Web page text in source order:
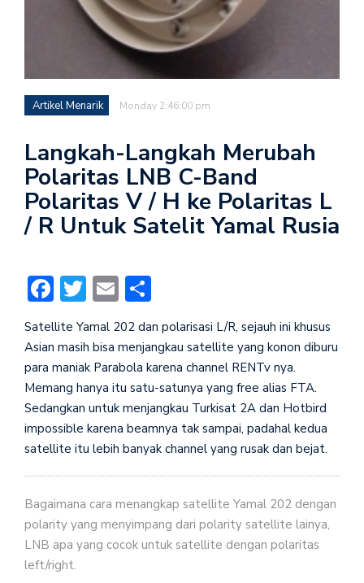
Artikel Menarik Monday 2:46:00 pm
Langkah-Langkah Merubah
Polaritas LNB C-Band
Polaritas V / H ke Polaritas L
/ R Untuk Satelit Yamal Rusia
Facebook
Twitter
Email
Satellite Yamal 202 dan polarisasi L/R, sejauh ini khusus
Asian masih bisa menjangkau satellite yang konon diburu
para maniak Parabola karena channel RENTv nya.
Memang hanya itu satu-satunya yang free alias FTA.
Sedangkan untuk menjangkau Turkisat 2A dan Hotbird
impossible karena beamnya tak sampai, padahal kedua
satellite itu lebih banyak channel yang rusak dan bejat.
Bagaimana cara menangkap satellite Yamal 202 dengan
polarity yang menyimpang dari polarity satellite lainya,
LNB apa yang cocok untuk satellite dengan polaritas
left/right.